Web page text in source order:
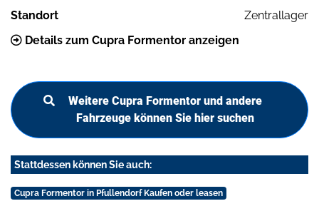
Standort
Zentrallager
Details zum Cupra Formentor anzeigen
Weitere Cupra Formentor und andere
Fahrzeuge können Sie hier suchen
Stattdessen können Sie auch:
Cupra Formentor in Pfullendorf Kaufen oder leasen